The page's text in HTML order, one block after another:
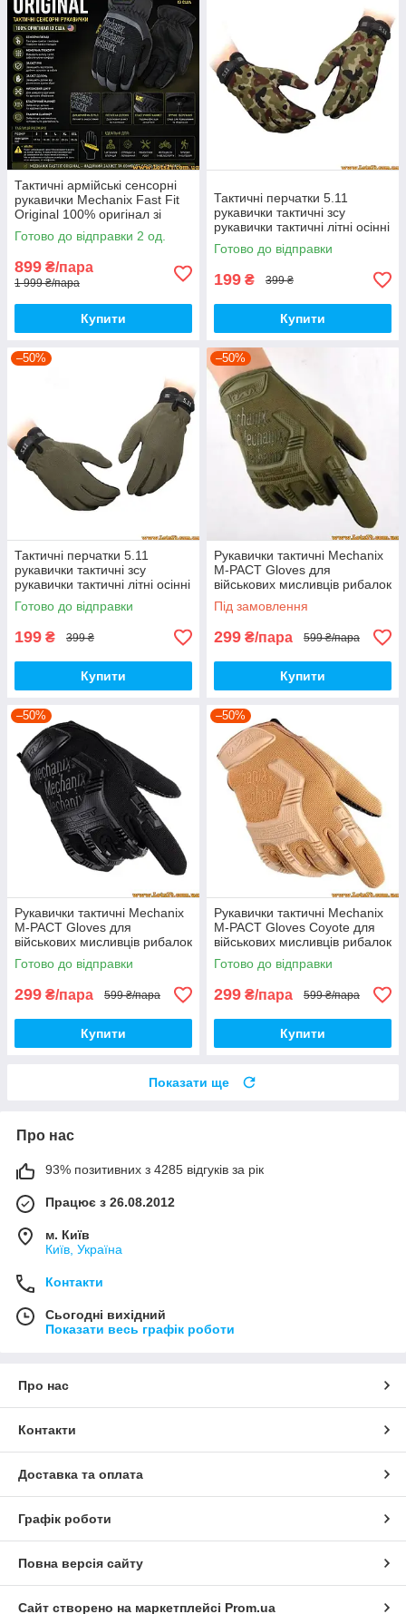
Тактичні армійські сенсорні
рукавички Mechanix Fast Fit
Original 100% оригінал зі
США L
Готово до відправки 2 од.
899 ₴/пара
1 999 ₴/пара
Купити
Тактичні перчатки 5.11
рукавички тактичні зсу
рукавички тактичні літні осінні
робочі стрілецькі Камуфляж
Готово до відправки
199 ₴ 399 ₴
Купити
–50%
Тактичні перчатки 5.11
рукавички тактичні зсу
рукавички тактичні літні осінні
робочі стрілецькі Олива
зелені
Готово до відправки
199 ₴ 399 ₴
Купити
–50%
Рукавички тактичні Mechanix
M-PACT Gloves для
військових мисливців рибалок
туристів велосипедистів
страйкболістів Олива
Під замовлення
299 ₴/пара 599 ₴/пара
Купити
–50%
Рукавички тактичні Mechanix
M-PACT Gloves для
військових мисливців рибалок
туристів велосипедистів
страйкболістів Чорні
Готово до відправки
299 ₴/пара 599 ₴/пара
Купити
–50%
Рукавички тактичні Mechanix
M-PACT Gloves Coyote для
військових мисливців рибалок
туристів велосипедистів
страйкболістів
Готово до відправки
299 ₴/пара 599 ₴/пара
Купити
Показати ще
Про нас
93% позитивних з 4285 відгуків за рік
Працює з 26.08.2012
м. Київ
Київ, Україна
Контакти
Сьогодні вихідний
Показати весь графік роботи
Про нас
Контакти
Доставка та оплата
Графік роботи
Повна версія сайту
Сайт створено на маркетплейсі Prom.ua